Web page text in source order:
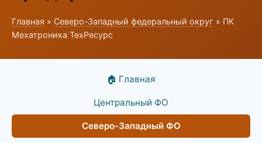
Главная » Северо-Западный федеральный округ » ПК
Мехатроника ТехРесурс
🏠 Главная
Центральный ФО
Северо-Западный ФО